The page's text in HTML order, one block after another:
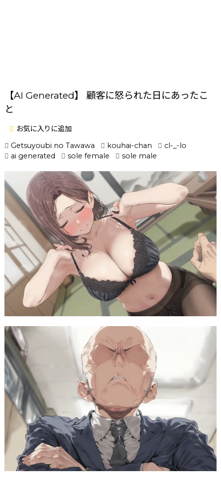
【AI Generated】 顧客に怒られた日にあったこ
と
お気に入りに追加
Getsuyoubi no Tawawa
kouhai-chan
cl-_-lo
ai generated
sole female sole male